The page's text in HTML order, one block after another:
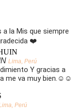
la Mis que siempre
❤️
Lima, Perú
Y gracias a
me va muy bien.☺️☺️
Perú